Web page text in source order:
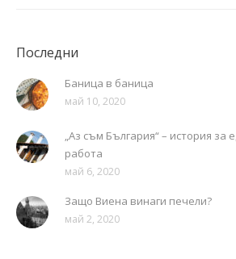
Последни
Баница в баница
май 10, 2020
„Аз съм България“ – история за
работа
май 6, 2020
Защо Виена винаги печели?
май 2, 2020